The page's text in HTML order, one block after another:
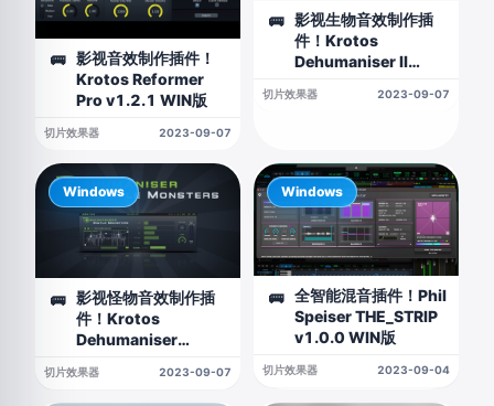
🚌
影视音效制作插件！
Krotos Reformer
Pro v1.2.1 WIN版
切片效果器 2023-09-07
🚌
影视生物音效制作插
件！Krotos
Dehumaniser II
切片效果器 2023-09-07
🚌
影视怪物音效制作插
件！Krotos
Dehumaniser
v1.1.4 WIN版
切片效果器 2023-09-07
Windows
🚌
全智能混音插件！Phil
Speiser THE_STRIP
v1.0.0 WIN版
切片效果器 2023-09-04
Windows